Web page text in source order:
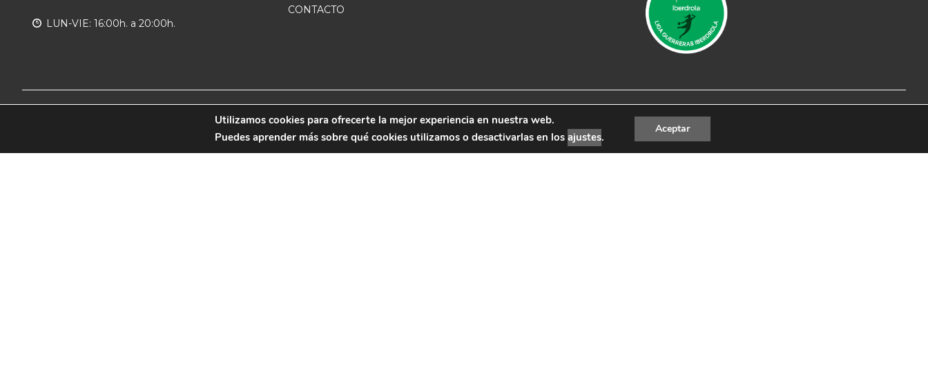
LUN-VIE: 16:00h. a 20:00h.
CONTACTO
© 2019 CB Remudas - Desarrollado por3COM Marketing |Política de Privacidad
Utilizamos cookies para ofrecerte la mejor experiencia en nuestra web.
Puedes aprender más sobre qué cookies utilizamos o desactivarlas en los ajustes.
Aceptar